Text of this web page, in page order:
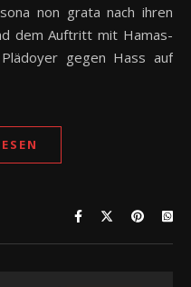
non grata nach ihren
dem Auftritt mit Hamas-
gegen Hass auf